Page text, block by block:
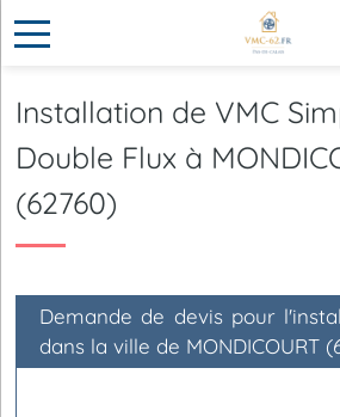
Installation de VMC
Double Flux à
(62760)
Demande de devis pour
dans la ville de MONDICOURT